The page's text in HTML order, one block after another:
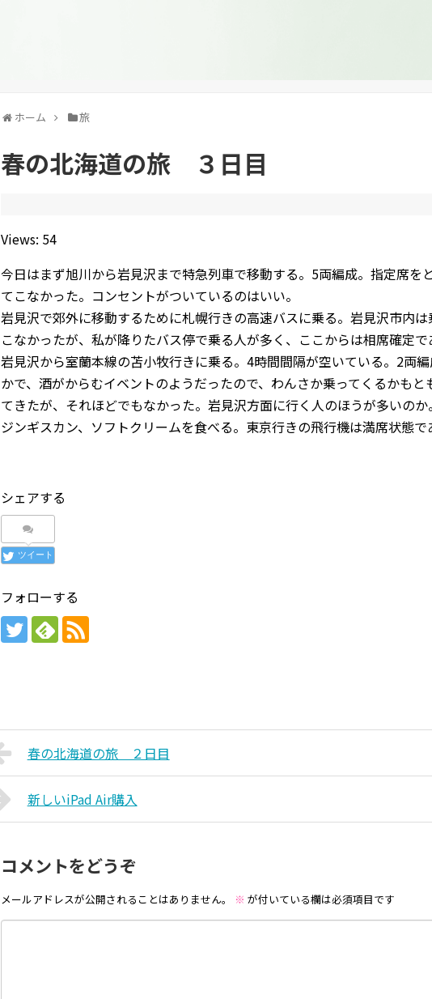
ホーム 旅
春の北海道の旅 ３日目
Views: 54
今日はまず旭川から岩見沢まで特急列車で移動する。5両編成。指定席を
てこなかった。コンセントがついているのはいい。
岩見沢で郊外に移動するために札幌行きの高速バスに乗る。岩見沢市内
こなかったが、私が降りたバス停で乗る人が多く、ここからは相席確定で
岩見沢から室蘭本線の苫小牧行きに乗る。4時間間隔が空いている。2両
かで、酒がからむイベントのようだったので、わんさか乗ってくるかも
てきたが、それほどでもなかった。岩見沢方面に行く人のほうが多いの
ジンギスカン、ソフトクリームを食べる。東京行きの飛行機は満席状態で
シェアする
ツイート
フォローする
春の北海道の旅 ２日目
新しいiPad Air購入
コメントをどうぞ
メールアドレスが公開されることはありません。 ※ が付いている欄は必須項目です